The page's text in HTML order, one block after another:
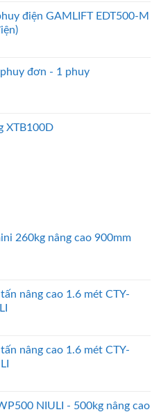
điện GAMLIFT EDT500-M
đơn - 1 phuy
XTB100D
260kg nâng cao 900mm
nâng cao 1.6 mét CTY-
nâng cao 1.6 mét CTY-
NIULI - 500kg nâng cao